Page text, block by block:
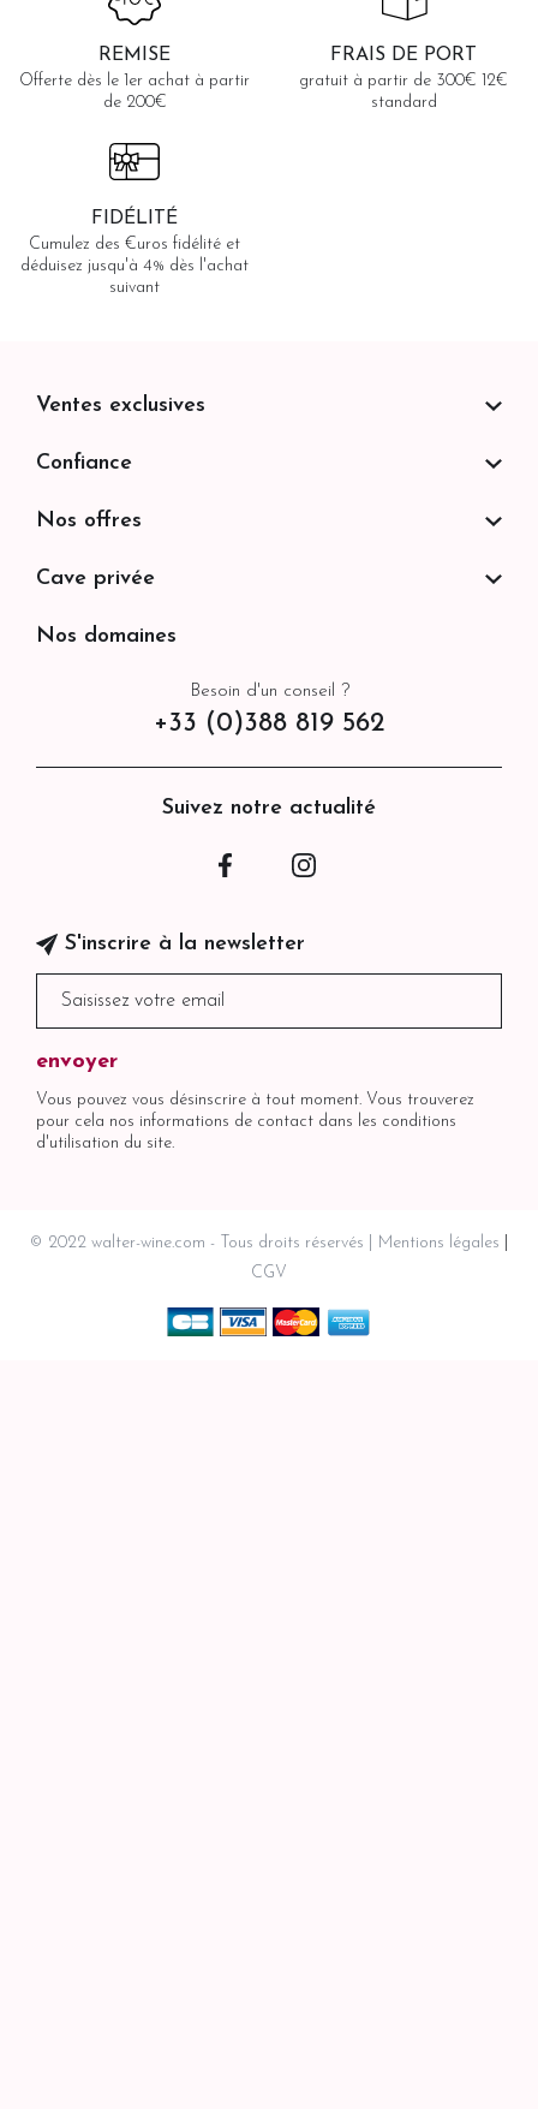
REMISE
Offerte dès le 1er achat à partir
de 200€
FRAIS DE PORT
gratuit à partir de 300€ 12€
standard
FIDÉLITÉ
Cumulez des €uros fidélité et
déduisez jusqu'à 4% dès l'achat
suivant
Besoin d'un conseil ?
+33 (0)388 819 562
Suivez notre actualité
Facebook
S'inscrire à la newsletter
Vous pouvez vous désinscrire à tout moment. Vous trouverez
pour cela nos informations de contact dans les conditions
d'utilisation du site.
Ventes exclusives
Confiance
Nos offres
Cave privée
Nos domaines
© 2022 walter-wine.com - Tous droits réservés
Mentions légales
CGV